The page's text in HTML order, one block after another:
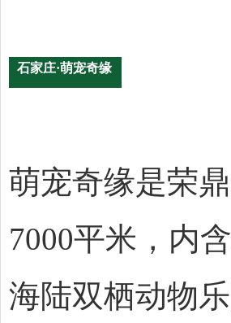
石家庄·萌宠奇缘
萌宠奇缘是荣
7000平米，内
海陆双栖动物